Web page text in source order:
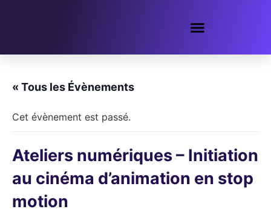
« Tous les Évènements
Cet évènement est passé.
Ateliers numériques – Initiation
au cinéma d’animation en stop
motion